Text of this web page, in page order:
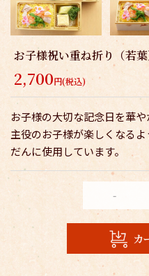
お子様祝い重ね折り（若葉
2,700円(税込)
お子様の大切な記念日を華や
主役のお子様が楽しくなる
だんに使用しています。
-